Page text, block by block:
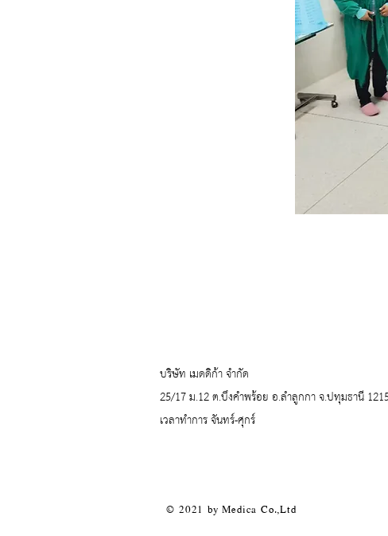
บริษัท เมดดิก้า จำกัด
25/17 ม.12 ต.บึงคำพร้อย อ.ลำลูกกา จ.ปทุมธานี
เวลาทำการ จันทร์-ศุกร์
© 2021 by Medica Co.,Ltd